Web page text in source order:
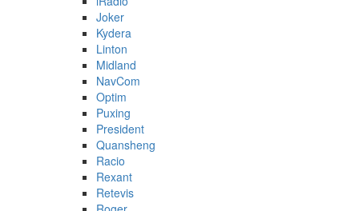
Joker
Kydera
Linton
Midland
NavCom
Optim
Puxing
President
Quansheng
Racio
Rexant
Retevis